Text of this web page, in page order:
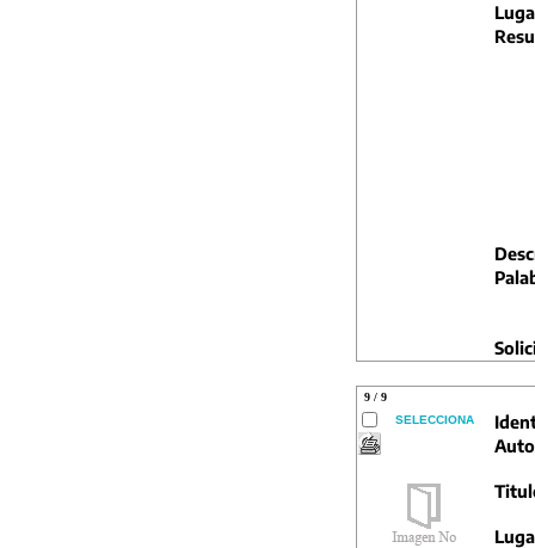
9 / 9
SELECCIONA